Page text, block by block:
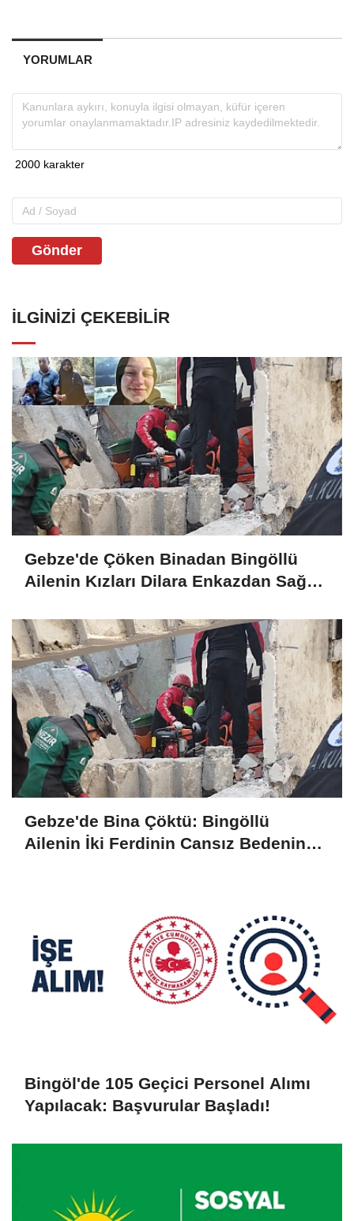
YORUMLAR
Gönder
İLGINIZI ÇEKEBILIR
Gebze'de Çöken Binadan Bingöllü
Ailenin Kızları Dilara Enkazdan Sağ
Gebze'de Bina Çöktü: Bingöllü
Ailenin İki Ferdinin Cansız Bedenine
Bingöl'de 105 Geçici Personel Alımı
Yapılacak: Başvurular Başladı!